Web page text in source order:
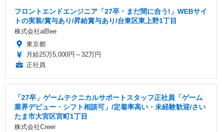
フロントエンドエンジニア「27卒・まだ間に合う!」WEBサイ
トの実装/賞与あり/昇給賞与あり/台東区東上野1丁目
株式会社alBee
東京都
月給25万5,000円～32万円
正社員
「27卒」ゲームテクニカルサポートスタッフ正社員「ゲーム
業界デビュー・シフト相談可」/定着率高い・未経験歓迎/さい
たま市大宮区宮町1丁目
株式会社Creer